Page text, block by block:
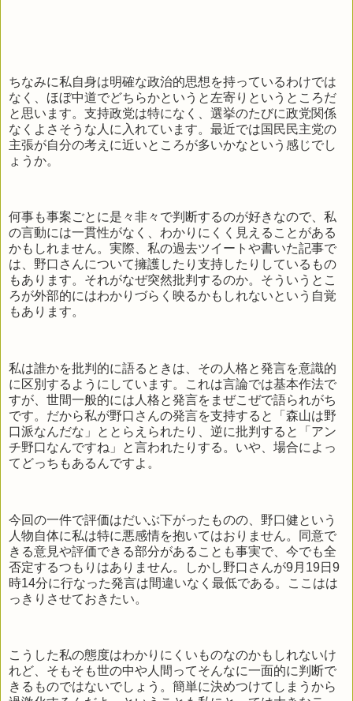
ちなみに私自身は明確な政治的思想を持っているわけでは
なく、ほぼ中道でどちらかというと左寄りというところだ
と思います。支持政党は特になく、選挙のたびに政党関係
なくよさそうな人に入れています。最近では国民民主党の
主張が自分の考えに近いところが多いかなという感じでし
ょうか。
何事も事案ごとに是々非々で判断するのが好きなので、私
の言動には一貫性がなく、わかりにくく見えることがある
かもしれません。実際、私の過去ツイートや書いた記事で
は、野口さんについて擁護したり支持したりしているもの
もあります。それがなぜ突然批判するのか。そういうとこ
ろが外部的にはわかりづらく映るかもしれないという自覚
もあります。
私は誰かを批判的に語るときは、その人格と発言を意識的
に区別するようにしています。これは言論では基本作法で
すが、世間一般的には人格と発言をまぜこぜで語られがち
です。だから私が野口さんの発言を支持すると「森山は野
口派なんだな」ととらえられたり、逆に批判すると「アン
チ野口なんですね」と言われたりする。いや、場合によっ
てどっちもあるんですよ。
今回の一件で評価はだいぶ下がったものの、野口健という
人物自体に私は特に悪感情を抱いてはおりません。同意で
きる意見や評価できる部分があることも事実で、今でも全
否定するつもりはありません。しかし野口さんが9月19日9
時14分に行なった発言は間違いなく最低である。ここはは
っきりさせておきたい。
こうした私の態度はわかりにくいものなのかもしれないけ
れど、そもそも世の中や人間ってそんなに一面的に判断で
きるものではないでしょう。簡単に決めつけてしまうから